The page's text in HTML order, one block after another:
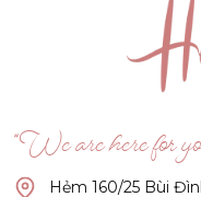
“We are here for
Hẻm 160/25 Bùi